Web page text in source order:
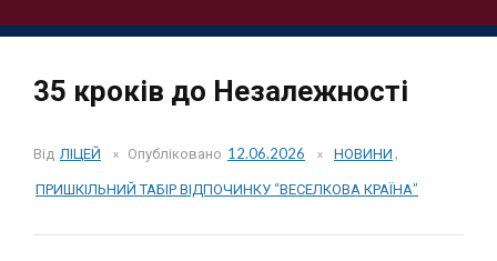
35 кроків до Незалежності
Від ЛІЦЕЙ Опубліковано 12.06.2026 НОВИНИ,
ПРИШКІЛЬНИЙ ТАБІР ВІДПОЧИНКУ “ВЕСЕЛКОВА КРАЇНА”